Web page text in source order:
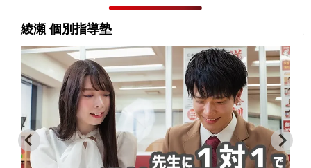
綾瀬 個別指導塾